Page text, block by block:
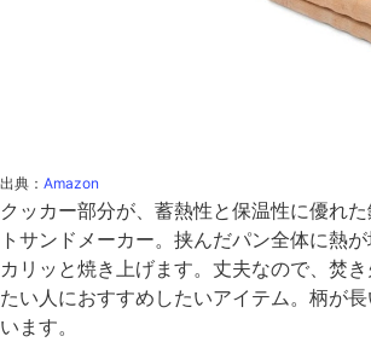
出典： Amazon
クッカー部分が、蓄熱性と保温性に優れ
トサンドメーカー。挟んだパン全体に熱が
カリッと焼き上げます。丈夫なので、焚
たい人におすすめしたいアイテム。柄が
います。